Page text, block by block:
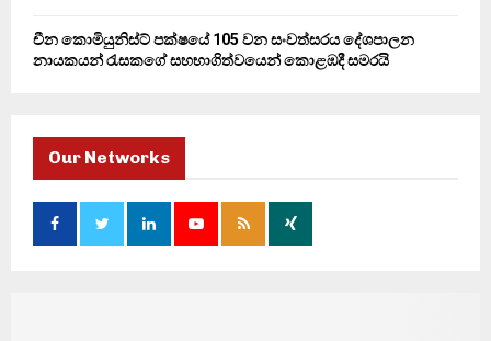
චීන කොමියුනිස්ට් පක්ෂයේ 105 වන සංවත්සරය දේශපාලන
නායකයන් රැසකගේ සහභාගිත්වයෙන් කොළඹදී සමරයි
Our Networks